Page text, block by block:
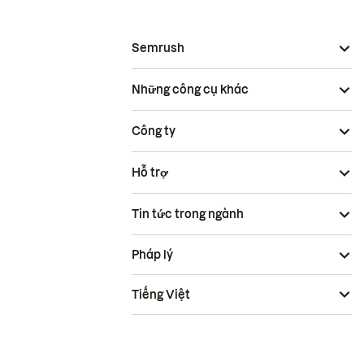
Semrush
Những công cụ khác
Công ty
Hỗ trợ
Tin tức trong ngành
Pháp lý
Tiếng Việt